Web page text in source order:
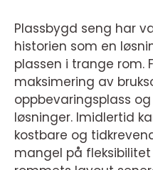
Plassbygd seng har
historien som en
plassen i trange rom.
maksimering av
oppbevaringsplass
løsninger. Imidlertid
kostbare og
mangel på